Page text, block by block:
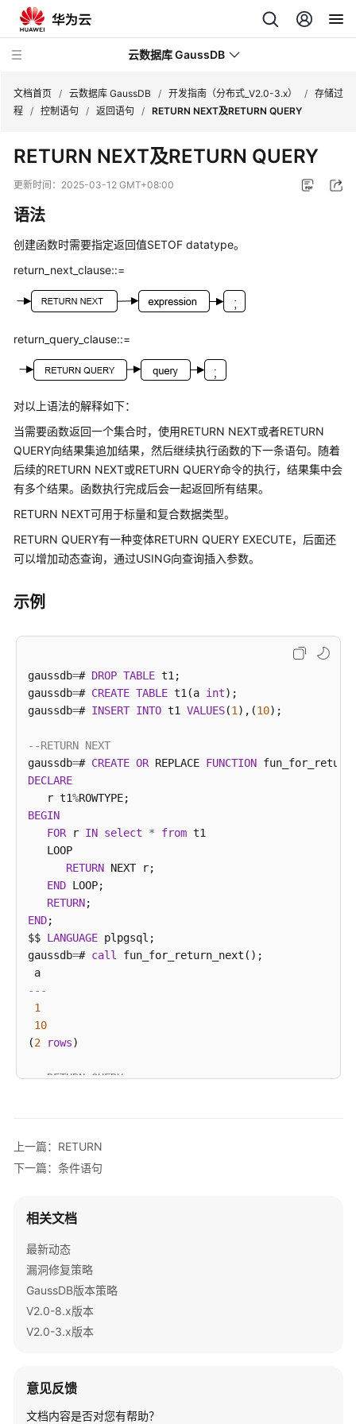
云数据库 GaussDB
新
动
务
公
品
介
绍
计
费
说
明
速
入
门
户
南
开
发
指
开
发
指
南
（分
布
_V2.0-
8.x）
开
发
南
中
式
8.x）
指
南
式
_V2.0-
数
据
库
概
文档首页 / 云数据库 GaussDB / 开发指南（分布式_V2.0-3.x） / 存储过
程 / 控制语句 / 返回语句 / RETURN NEXT及RETURN QUERY
RETURN NEXT及RETURN QUERY
更新时间： 2025-03-12 GMT+08:00
语法
创建函数时需要指定返回值SETOF datatype。
return_next_clause::=
return_query_clause::=
对以上语法的解释如下：
当需要函数返回一个集合时，使用RETURN NEXT或者RETURN
QUERY向结果集追加结果，然后继续执行函数的下一条语句。随着
后续的RETURN NEXT或RETURN QUERY命令的执行，结果集中会
有多个结果。函数执行完成后会一起返回所有结果。
RETURN NEXT可用于标量和复合数据类型。
RETURN QUERY有一种变体RETURN QUERY EXECUTE，后面还
可以增加动态查询，通过USING向查询插入参数。
示例
gaussdb=# DROP TABLE t1;
gaussdb=# CREATE TABLE t1(a int);
gaussdb=# INSERT INTO t1 VALUES(1 ),(10);
--RETURN NEXT
gaussdb=# CREATE OR REPLACE FUNCTION
DECLARE
   r t1
%
BEGIN
FOR r IN select * from t1
   LOOP
RETURN NEXT r;
END LOOP;
RETURN
END;
$$ LANGUAGE plpgsql;
gaussdb=# call
fun_for_return_next();
---
1
10
(2 rows)
-- RETURN QUERY
BEGIN
RETURN QUERY
language
---
1
10
上一篇：RETURN
下一篇：条件语句
相关文档
最新动态
漏洞修复策略
GaussDB版本策略
V2.0-8.x版本
V2.0-3.x版本
意见反馈
文档内容是否对您有帮助？